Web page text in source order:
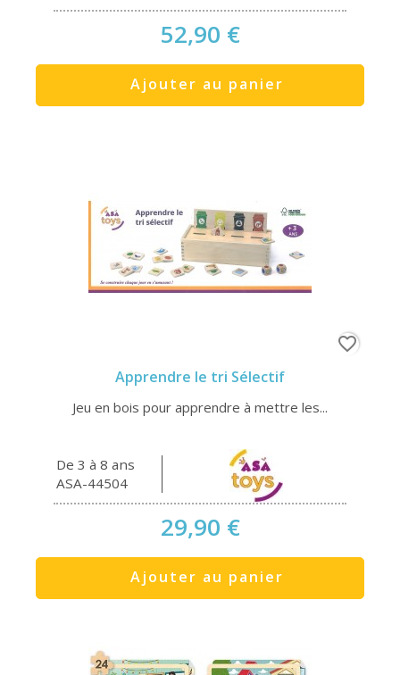
52,90 €
Ajouter au panier
Apprendre le tri Sélectif
Jeu en bois pour apprendre à mettre les...
De 3 à 8 ans
ASA-44504
29,90 €
Ajouter au panier
favorite_border